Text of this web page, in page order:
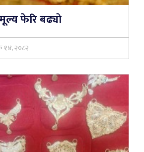
फेरि बढ्याे
१४, २०८२